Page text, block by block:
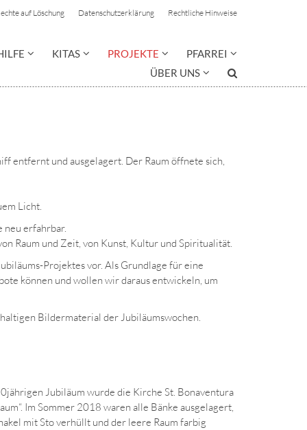
auf Löschung Datenschutzerklärung Rechtliche Hinweise
KITAS PROJEKTE
PFARREI
ÜBER UNS
entfernt und ausgelagert. Der Raum öffnete sich,
Licht.
neu erfahrbar.
Raum und Zeit, von Kunst, Kultur und Spiritualität.
Projektes vor. Als Grundlage für eine
können und wollen wir daraus entwickeln, um
Bildermaterial der Jubiläumswochen.
Jubiläum wurde die Kirche St. Bonaventura
Im Sommer 2018 waren alle Bänke ausgelagert,
mit Sto verhüllt und der leere Raum farbig